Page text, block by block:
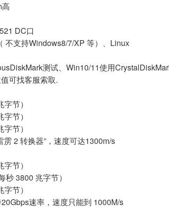
DC口
不支持Windows8/7/XP 等）、Linux
测试、Win10/11使用
可找客服索取.
节）
节）
节）
2 转换器”，速度可达1300m/s
节）
3800 兆字节）
节）
速率，速度只能到 1000M/s